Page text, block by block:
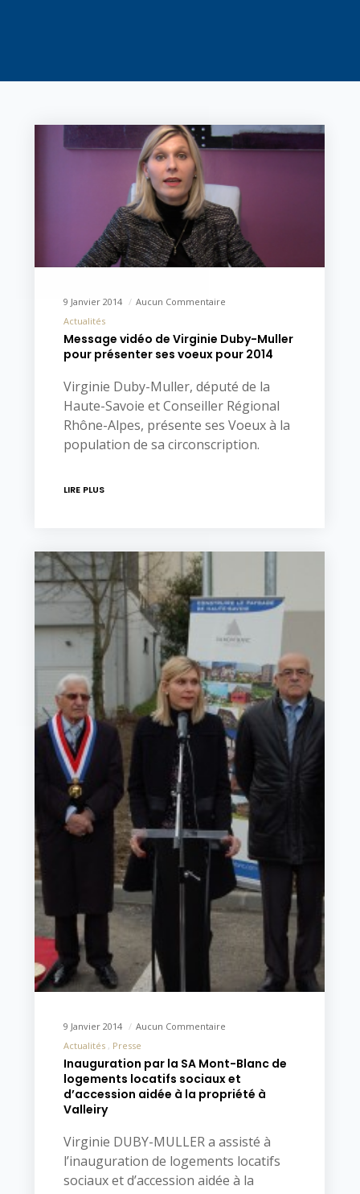
9 Janvier 2014
Aucun Commentaire
Actualités
Message vidéo de Virginie Duby-Muller
pour présenter ses voeux pour 2014
Virginie Duby-Muller, député de la
Haute-Savoie et Conseiller Régional
Rhône-Alpes, présente ses Voeux à la
population de sa circonscription.
LIRE PLUS
9 Janvier 2014
Aucun Commentaire
Actualités
Presse
Inauguration par la SA Mont-Blanc de
logements locatifs sociaux et
d’accession aidée à la propriété à
Valleiry
Virginie DUBY-MULLER a assisté à
l’inauguration de logements locatifs
sociaux et d’accession aidée à la